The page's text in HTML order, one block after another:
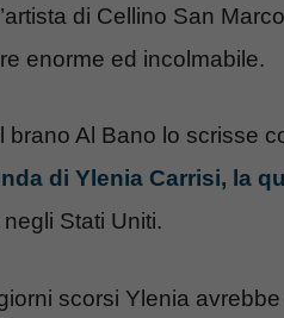
di Cellino San
enorme ed incolmabile.
brano Al Bano lo scrisse
di Ylenia Carrisi, la
Stati Uniti.
scorsi Ylenia